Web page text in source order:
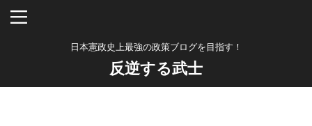
日本憲政史上最強の政策ブログを目指す！
反逆する武士